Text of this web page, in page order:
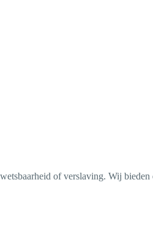
of verslaving. Wij